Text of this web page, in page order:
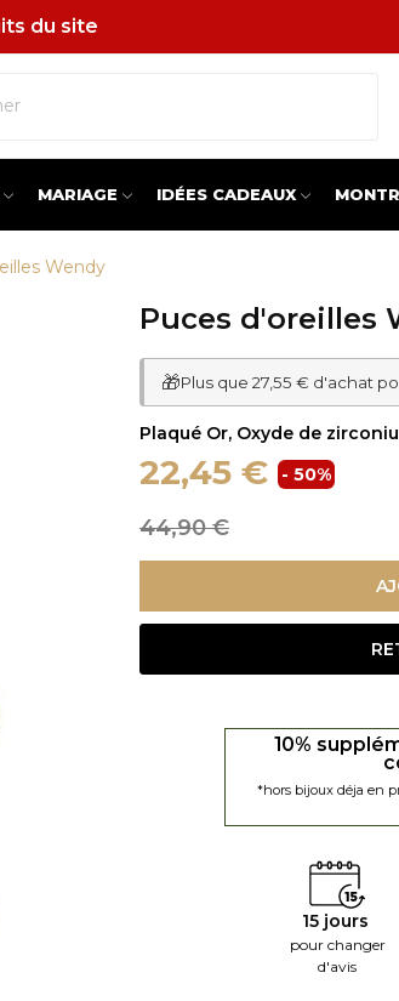
du site
MARIAGE IDÉES CADEAUX
Wendy
Puces d'oreilles
🎁Plus que 27,55 € d'achat
Plaqué Or, Oxyde de
22,45 € - 50%
44,90 €
10%
*hors bijoux déja en
15 jours
pour changer
d'avis